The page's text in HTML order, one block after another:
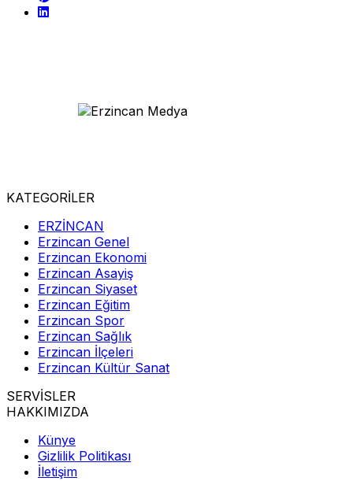
KATEGORİLER
ERZİNCAN
Erzincan Genel
Erzincan Ekonomi
Erzincan Asayiş
Erzincan Siyaset
Erzincan Eğitim
Erzincan Spor
Erzincan Sağlık
Erzincan İlçeleri
Erzincan Kültür Sanat
SERVİSLER
HAKKIMIZDA
Künye
Gizlilik Politikası
İletişim